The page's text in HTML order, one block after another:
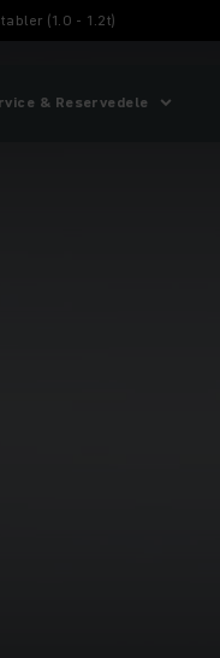
(1.0 - 1.2t)
& Reservedele